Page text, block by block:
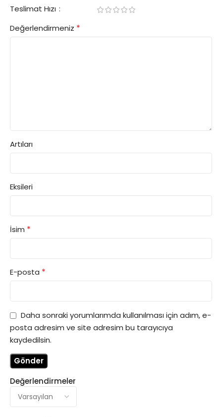
Değerlendirmeler
Teslimat Hızı
Değerlendirmeniz *
Artıları
Eksileri
İsim *
E-posta *
Daha sonraki yorumlarımda kullanılması için adım, e-
posta adresim ve site adresim bu tarayıcıya
kaydedilsin.